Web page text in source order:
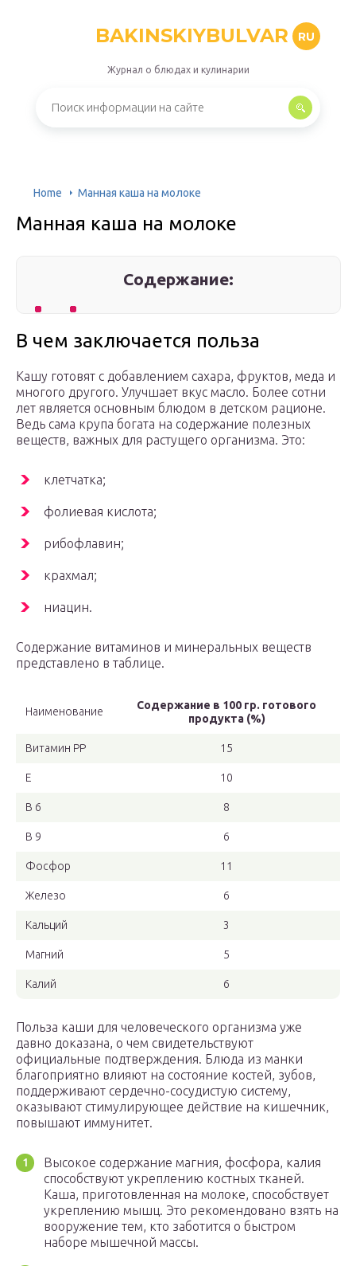
BAKINSKIYBULVAR RU
Журнал о блюдах и кулинарии
Home Манная каша на молоке
Манная каша на молоке
Содержание:
В чем заключается польза
Кашу готовят с добавлением сахара, фруктов, меда и
многого другого. Улучшает вкус масло. Более сотни
лет является основным блюдом в детском рационе.
Ведь сама крупа богата на содержание полезных
веществ, важных для растущего организма. Это:
клетчатка;
фолиевая кислота;
рибофлавин;
крахмал;
ниацин.
Содержание витаминов и минеральных веществ
представлено в таблице.
Наименование
Содержание в 100 гр. готового
продукта (%)
Витамин РР 15
Е 10
В 6 8
В 9 6
Фосфор 11
Железо 6
Кальций 3
Магний 5
Калий 6
Польза каши для человеческого организма уже
давно доказана, о чем свидетельствуют
официальные подтверждения. Блюда из манки
благоприятно влияют на состояние костей, зубов,
поддерживают сердечно-сосудистую систему,
оказывают стимулирующее действие на кишечник,
повышают иммунитет.
Высокое содержание магния, фосфора, калия
способствуют укреплению костных тканей.
Каша, приготовленная на молоке, способствует
укреплению мышц. Это рекомендовано взять на
вооружение тем, кто заботится о быстром
наборе мышечной массы.